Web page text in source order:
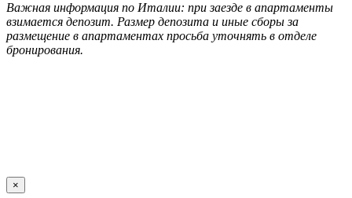
Важная информация по Италии: при заезде в апартаменты
взимается депозит. Размер депозита и иные сборы за
размещение в апартаментах просьба уточнять в отделе
бронирования.
×